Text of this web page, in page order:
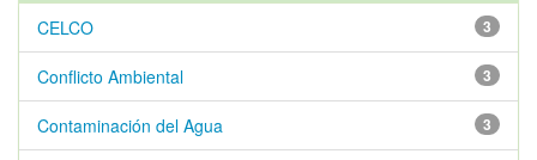
3
CELCO
3
Conflicto Ambiental
3
Contaminación del Agua